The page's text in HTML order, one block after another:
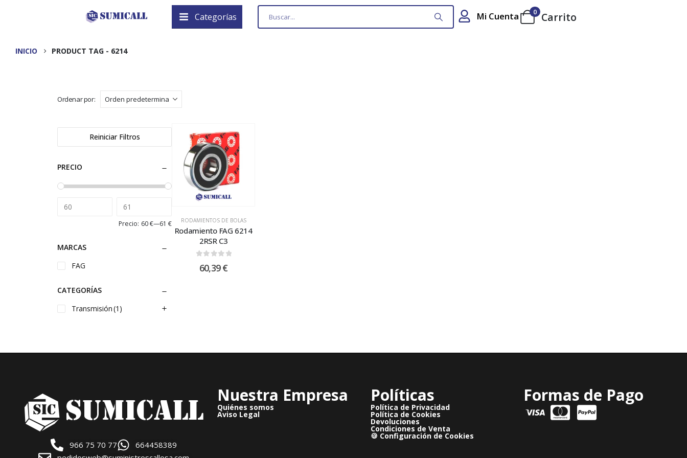
Categorías Mi Cuenta 0 Carrito
INICIO PRODUCT TAG - 6214
Ordenar por:
Reiniciar Filtros
PRECIO
Precio: 60 €—61 €
MARCAS
FAG
CATEGORÍAS
Transmisión(1)
RODAMIENTOS DE BOLAS
Rodamiento FAG 6214
2RSR C3
60,39€
966 75 70 77
664458389
Nuestra Empresa
Quiénes somos
Aviso Legal
Políticas
Política de Privacidad
Política de Cookies
Devoluciones
Condiciones de Venta
🍪 Configuración de Cookies
Formas de Pago